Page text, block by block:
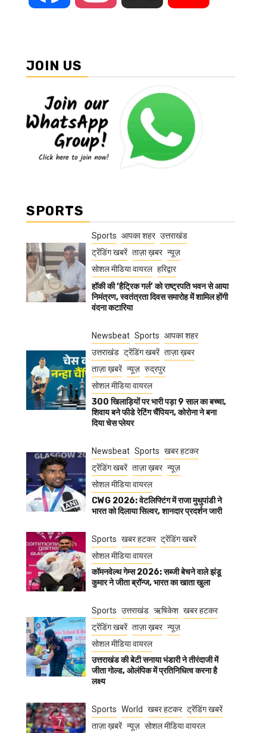
JOIN US
SPORTS
Sports आपका शहर उत्तराखंड
ट्रेंडिंग खबरें ताज़ा ख़बर न्यूज़
सोशल मीडिया वायरल हरिद्वार
हॉकी की ‘हैट्रिक गर्ल’ को राष्ट्रपति भवन से आया
निमंत्रण, स्वतंत्रता दिवस समारोह में शामिल होंगी
वंदना कटारिया
Newsbeat Sports आपका शहर
उत्तराखंड ट्रेंडिंग खबरें ताज़ा ख़बर
ताज़ा ख़बरें न्यूज़ रुद्रपुर
सोशल मीडिया वायरल
300 खिलाड़ियों पर भारी पड़ा 9 साल का बच्चा,
शिवाय बने फीडे रेटिंग चैंपियन, कोरोना ने बना
दिया चेस प्लेयर
Newsbeat Sports खबर हटकर
ट्रेंडिंग खबरें ताज़ा ख़बर न्यूज़
सोशल मीडिया वायरल
CWG 2026: वेटलिफ्टिंग में राजा मुथुपांडी ने
भारत को दिलाया सिल्वर, शानदार प्रदर्शन जारी
Sports खबर हटकर ट्रेंडिंग खबरें
सोशल मीडिया वायरल
कॉमनवेल्थ गेम्स 2026: सब्जी बेचने वाले झंडू
कुमार ने जीता ब्रॉन्ज, भारत का खाता खुला
Sports उत्तराखंड ऋषिकेश खबर हटकर
ट्रेंडिंग खबरें ताज़ा ख़बर न्यूज़
सोशल मीडिया वायरल
उत्तराखंड की बेटी सनाया भंडारी ने तीरंदाजी में
जीता गोल्ड, ओलंपिक में प्रतिनिधित्व करना है
लक्ष्य
Sports World खबर हटकर ट्रेंडिंग खबरें
ताज़ा ख़बरें न्यूज़ सोशल मीडिया वायरल